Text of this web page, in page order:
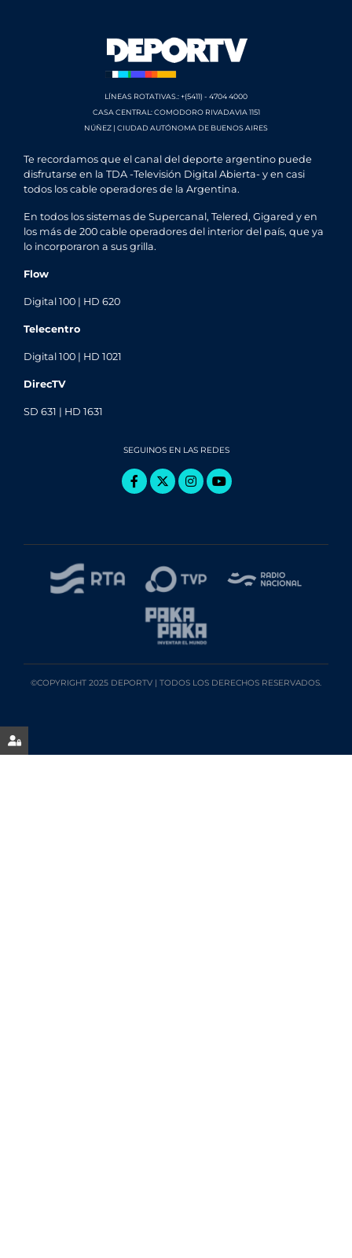
LÍNEAS ROTATIVAS.: +(5411) - 4704 4000
CASA CENTRAL: COMODORO RIVADAVIA 1151
NÚÑEZ | CIUDAD AUTÓNOMA DE BUENOS AIRES
Te recordamos que el canal del deporte argentino puede
disfrutarse en la TDA -Televisión Digital Abierta- y en casi
todos los cable operadores de la Argentina.
En todos los sistemas de Supercanal, Telered, Gigared y en
los más de 200 cable operadores del interior del país, que ya
lo incorporaron a sus grilla.
Flow
Digital 100 | HD 620
Telecentro
Digital 100 | HD 1021
DirecTV
SD 631 | HD 1631
SEGUINOS EN LAS REDES
©COPYRIGHT 2025 DEPORTV | TODOS LOS DERECHOS RESERVADOS.